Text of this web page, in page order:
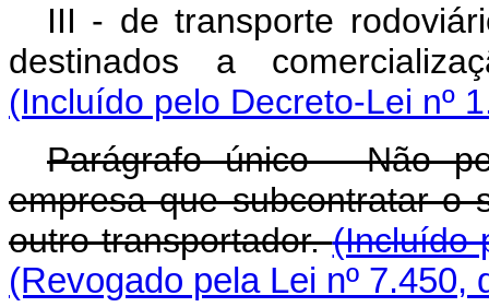
III - de transporte
destinados a
(Incluído pelo Decreto-Lei nº
Parágrafo único - Não
empresa que subcontratar o
outro transportador.(Incluído
(Revogado pela Lei nº 7.450,